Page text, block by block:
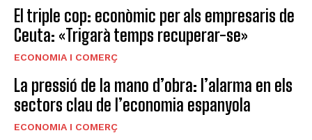
El triple cop: econòmic per als empresaris de
Ceuta: «Trigarà temps recuperar-se»
ECONOMIA I COMERÇ
La pressió de la mano d’obra: l’alarma en els
sectors clau de l’economia espanyola
ECONOMIA I COMERÇ